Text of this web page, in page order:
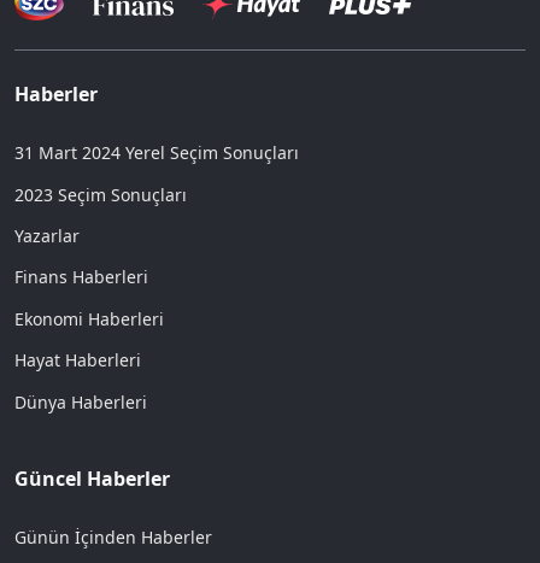
Haberler
31 Mart 2024 Yerel Seçim Sonuçları
2023 Seçim Sonuçları
Yazarlar
Finans Haberleri
Ekonomi Haberleri
Hayat Haberleri
Dünya Haberleri
Güncel Haberler
Günün İçinden Haberler